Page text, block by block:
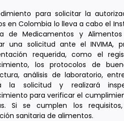
para solicitar la
en Colombia lo lleva a cabo el
de Medicamentos y Alimentos
una solicitud ante el INVIMA,
requerida, como el
los protocolos de
análisis de laboratorio,
la solicitud y realizará
para verificar el
Si se cumplen los
sanitaria de alimentos.